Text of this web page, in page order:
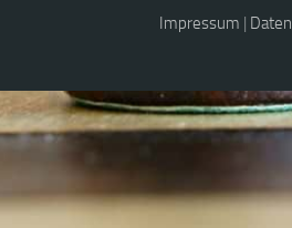
Impressum |